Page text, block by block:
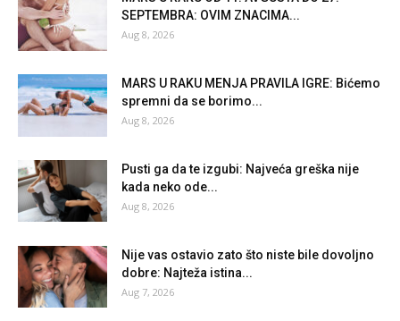
SEPTEMBRA: OVIM ZNACIMA...
Aug 8, 2026
MARS U RAKU MENJA PRAVILA IGRE: Bićemo
spremni da se borimo...
Aug 8, 2026
Pusti ga da te izgubi: Najveća greška nije
kada neko ode...
Aug 8, 2026
Nije vas ostavio zato što niste bile dovoljno
dobre: Najteža istina...
Aug 7, 2026